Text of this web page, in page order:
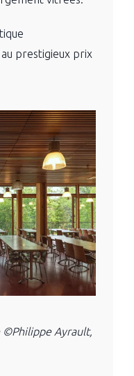
prestigieux prix
Ayrault,